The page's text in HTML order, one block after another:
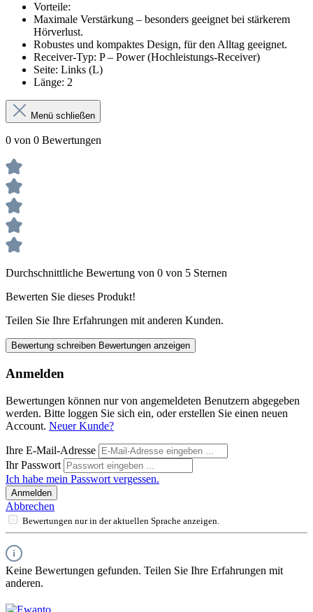
Vorteile:
Maximale Verstärkung – besonders geeignet bei stärkerem
Hörverlust.
Robustes und kompaktes Design, für den Alltag geeignet.
Receiver‑Typ: P – Power (Hochleistungs‑Receiver)
Seite: Links (L)
Länge: 2
Menü schließen
0 von 0 Bewertungen
Durchschnittliche Bewertung von 0 von 5 Sternen
Bewerten Sie dieses Produkt!
Teilen Sie Ihre Erfahrungen mit anderen Kunden.
Bewertung schreiben Bewertungen anzeigen
Anmelden
Bewertungen können nur von angemeldeten Benutzern abgegeben
werden. Bitte loggen Sie sich ein, oder erstellen Sie einen neuen
Account. Neuer Kunde?
Ihre E-Mail-Adresse
Ihr Passwort
Ich habe mein Passwort vergessen.
Anmelden
Abbrechen
Bewertungen nur in der aktuellen Sprache anzeigen.
Keine Bewertungen gefunden. Teilen Sie Ihre Erfahrungen mit
anderen.